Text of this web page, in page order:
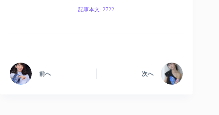
記事本文: 2722
前へ 次へ